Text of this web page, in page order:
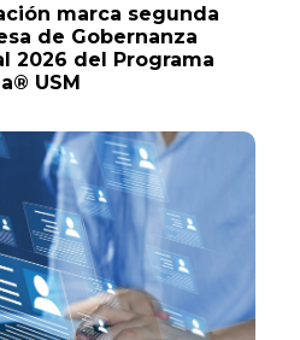
marca segunda
de Gobernanza
2026 del Programa
USM